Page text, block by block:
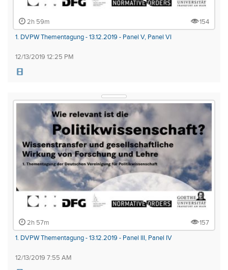
2h 59m
154
1. DVPW Thementagung - 13.12.2019 - Panel V, Panel VI
12/13/2019 12:25 PM
2h 57m
157
1. DVPW Thementagung - 13.12.2019 - Panel III, Panel IV
12/13/2019 7:55 AM